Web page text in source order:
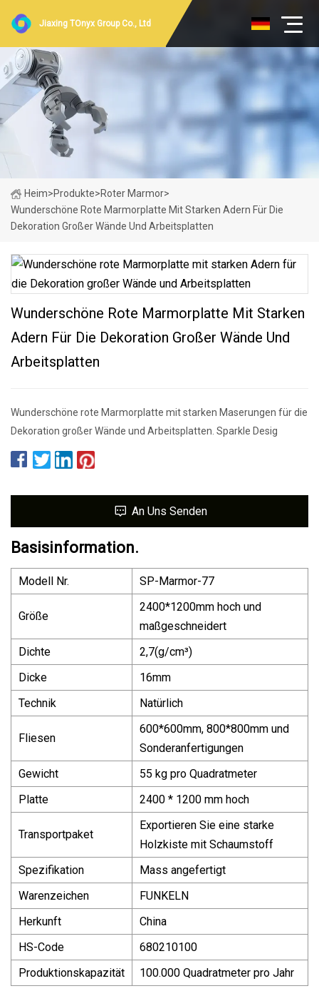
Jiaxing TOnyx Group Co., Ltd
Heim>Produkte>Roter Marmor>
Wunderschöne Rote Marmorplatte Mit Starken Adern Für Die
Dekoration Großer Wände Und Arbeitsplatten
Wunderschöne Rote Marmorplatte Mit Starken
Adern Für Die Dekoration Großer Wände Und
Arbeitsplatten
Wunderschöne rote Marmorplatte mit starken Maserungen für die
Dekoration großer Wände und Arbeitsplatten. Sparkle Desig
An Uns Senden
Basisinformation.
Modell Nr. SP-Marmor-77
Größe
2400*1200mm hoch und
maßgeschneidert
Dichte
2,7(g/cm³)
Dicke
16mm
Technik
Natürlich
Fliesen
600*600mm, 800*800mm und
Sonderanfertigungen
Gewicht
55 kg pro Quadratmeter
Platte
2400 * 1200 mm hoch
Transportpaket
Exportieren Sie eine starke
Holzkiste mit Schaumstoff
Spezifikation
Mass angefertigt
Warenzeichen
FUNKELN
Herkunft
China
HS-Code
680210100
Produktionskapazität
100.000 Quadratmeter pro Jahr